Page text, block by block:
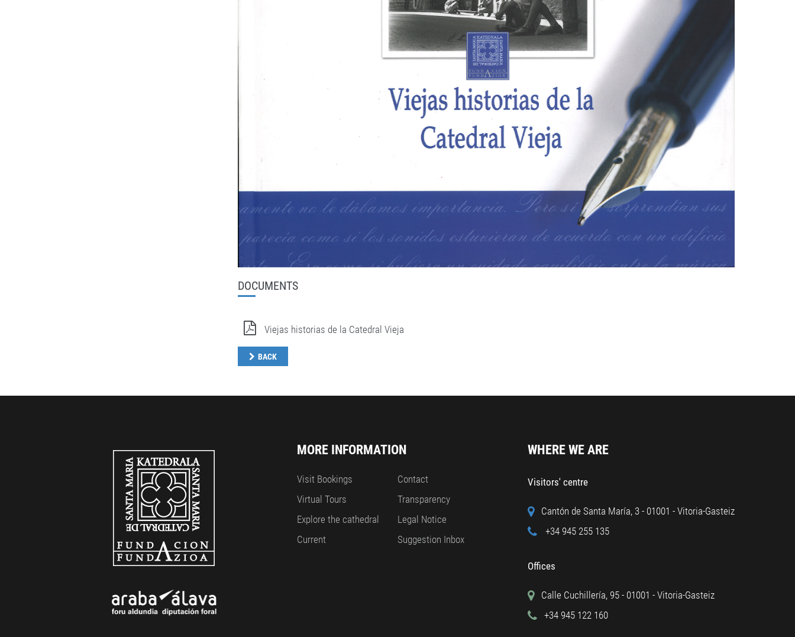
DOCUMENTS
Viejas historias de la Catedral Vieja
BACK
MORE INFORMATION
Visit Bookings
Virtual Tours
Explore the cathedral
Current
Contact
Transparency
Legal Notice
Suggestion Inbox
WHERE WE ARE
Visitors' centre
Cantón de Santa María, 3 - 01001 - Vitoria-Gasteiz
+34 945 255 135
Offices
Calle Cuchillería, 95 - 01001 - Vitoria-Gasteiz
+34 945 122 160